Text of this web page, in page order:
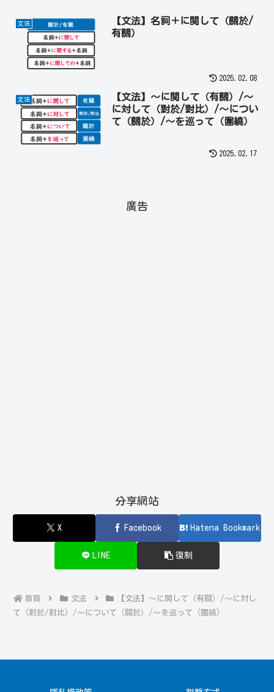
文法
【文法】名詞＋に関して（關於/
有關）
2025.02.08
文法
【文法】～に関して（有關）/～
に対して（對於/對比）/～につい
て（關於）/～を巡って（圍繞）
2025.02.17
廣告
分享網站
X Facebook Hatena Bookmark
LINE 復制
首頁 文法
【文法】～に関して（有關）/～に対し
て（對於/對比）/～について（關於）/～を巡って（圍繞）